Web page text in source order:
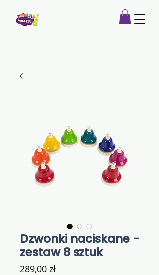
Dzwonki naciskane -
zestaw 8 sztuk
289,00 złCena